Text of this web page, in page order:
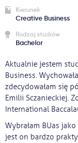
Kierunek
Creative Business
Rodzaj studiów
Bachelor
Aktualnie jestem
Business.
zdecydowałam się
Emilii Sczanieckiej.
International
Wybrałam BUas
jest on bardzo